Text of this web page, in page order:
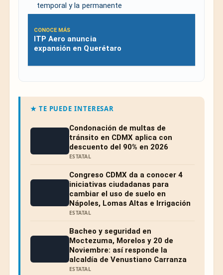
temporal y la permanente
CONOCE MÁS
ITP Aero anuncia
expansión en Querétaro
★ TE PUEDE INTERESAR
Condonación de multas de
tránsito en CDMX aplica con
descuento del 90% en 2026
ESTATAL
Congreso CDMX da a conocer 4
iniciativas ciudadanas para
cambiar el uso de suelo en
Nápoles, Lomas Altas e Irrigación
ESTATAL
Bacheo y seguridad en
Moctezuma, Morelos y 20 de
Noviembre: así responde la
alcaldía de Venustiano Carranza
ESTATAL